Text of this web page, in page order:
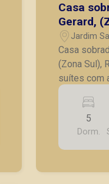
Casa
Gerard,
Preto SP.
Jardim
Preto/SP
Casa
(Zona Sul),
suítes com
Sendo 01
reversível
Sala para
Cozinha
Dispensa; -
5
Dorm.